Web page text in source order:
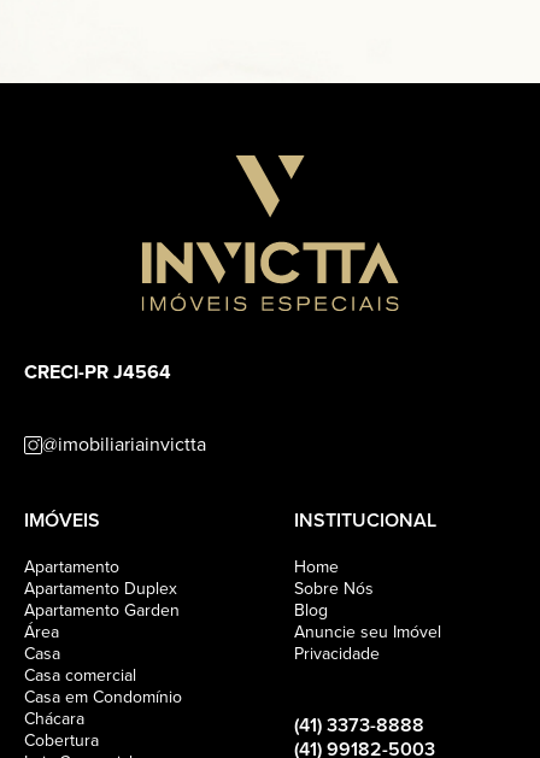
CRECI-PR J4564
@imobiliariainvictta
IMÓVEIS
Apartamento
Apartamento Duplex
Apartamento Garden
Área
Casa
Casa comercial
Casa em Condomínio
Chácara
Cobertura
INSTITUCIONAL
Home
Sobre Nós
Blog
Anuncie seu Imóvel
Privacidade
(41) 3373-8888
(41) 99182-5003